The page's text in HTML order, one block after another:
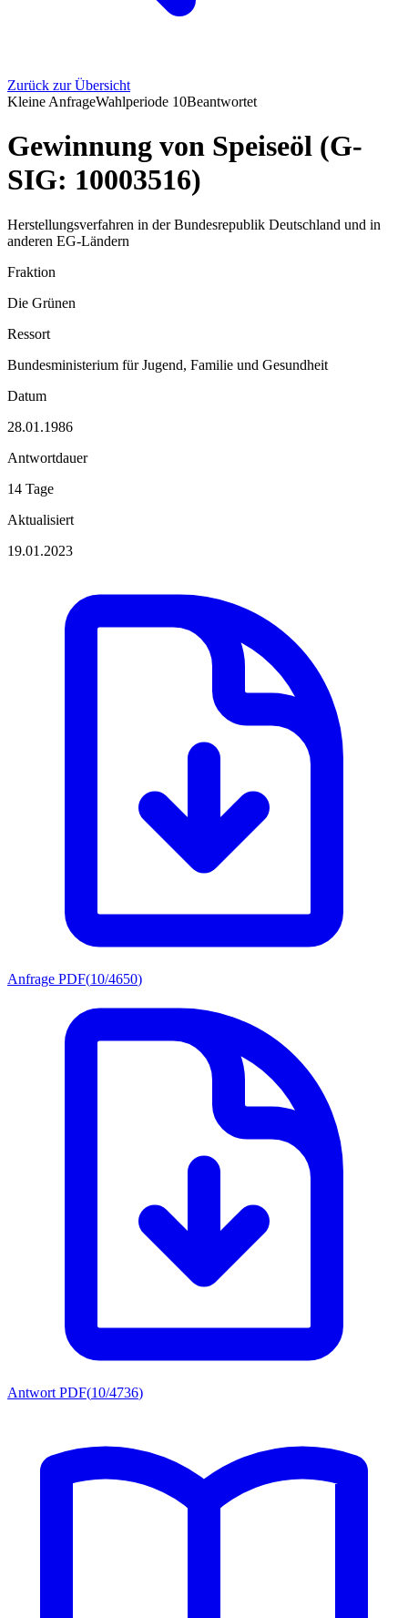
Zurück zur Übersicht
Kleine AnfrageWahlperiode 10Beantwortet
Gewinnung von Speiseöl (G-
SIG: 10003516)
Herstellungsverfahren in der Bundesrepublik Deutschland und in
anderen EG-Ländern
Fraktion
Die Grünen
Ressort
Bundesministerium für Jugend, Familie und Gesundheit
Datum
28.01.1986
Antwortdauer
14 Tage
Aktualisiert
19.01.2023
Anfrage PDF(10/4650)
Antwort PDF(10/4736)